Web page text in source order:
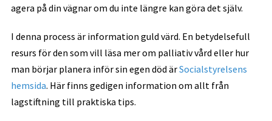
agera på din vägnar om du inte längre kan göra det själv.
I denna process är information guld värd. En betydelsefull
resurs för den som vill läsa mer om palliativ vård eller hur
man börjar planera inför sin egen död ärSocialstyrelsens
hemsida. Här finns gedigen information om allt från
lagstiftning till praktiska tips.